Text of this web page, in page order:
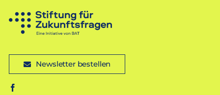
Newsletter bestellen